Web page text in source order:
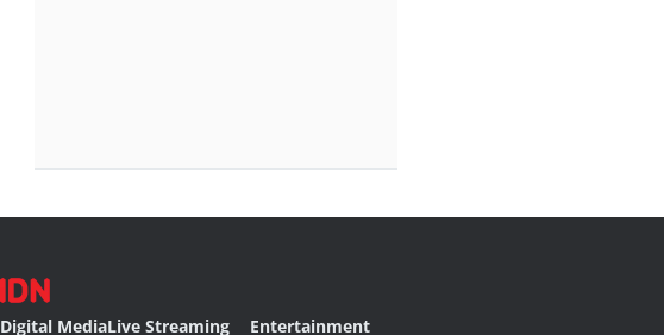
Digital MediaLive Streaming Entertainment